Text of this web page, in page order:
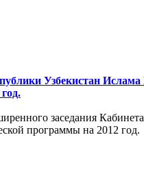
Узбекистан
заседания
программы на 2012 год.